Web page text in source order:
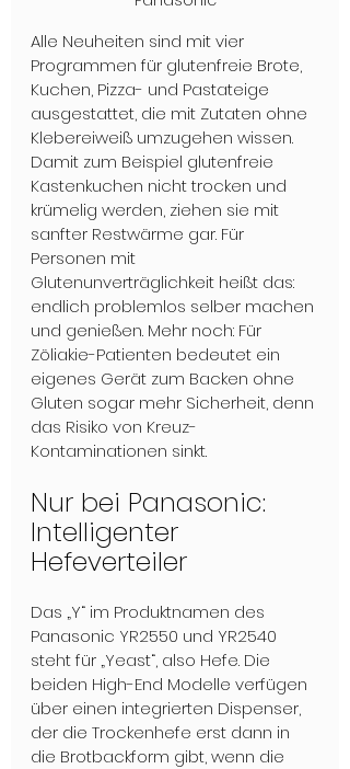
Alle Neuheiten sind mit vier
Programmen für glutenfreie Brote,
Kuchen, Pizza- und Pastateige
ausgestattet, die mit Zutaten ohne
Klebereiweiß umzugehen wissen.
Damit zum Beispiel glutenfreie
Kastenkuchen nicht trocken und
krümelig werden, ziehen sie mit
sanfter Restwärme gar. Für
Personen mit
Glutenunverträglichkeit heißt das:
endlich problemlos selber machen
und genießen. Mehr noch: Für
Zöliakie-Patienten bedeutet ein
eigenes Gerät zum Backen ohne
Gluten sogar mehr Sicherheit, denn
das Risiko von Kreuz-
Kontaminationen sinkt.
Nur bei Panasonic:
Intelligenter
Hefeverteiler
Das „Y“ im Produktnamen des
Panasonic YR2550 und YR2540
steht für „Yeast“, also Hefe. Die
beiden High-End Modelle verfügen
über einen integrierten Dispenser,
der die Trockenhefe erst dann in
die Brotbackform gibt, wenn die